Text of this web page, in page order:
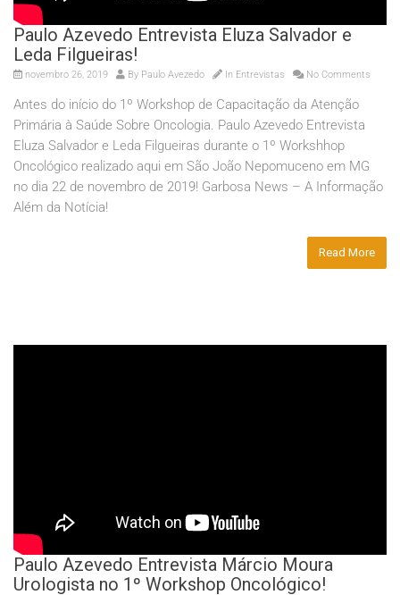
Paulo Azevedo Entrevista Eluza Salvador e
Leda Filgueiras!
novembro 26, 2019 By Paulo Avezedo In Entrevistas No Comments
Antes do início do 1º Workshop de Capacitação da Atenção
Primária à Saúde Sobre Oncologia. Paulo Azevedo Entrevista
Eluza Salvador e Leda Filgueiras durante o 1º Workshhop
Oncológico realizado aqui em São João Nepomuceno em MG
no dia 22 de novembro de 2019! Garbosa News – A Informação
Além da Notícia!
Read More
Paulo Azevedo Entrevista Márcio Moura
Urologista no 1º Workshop Oncológico!